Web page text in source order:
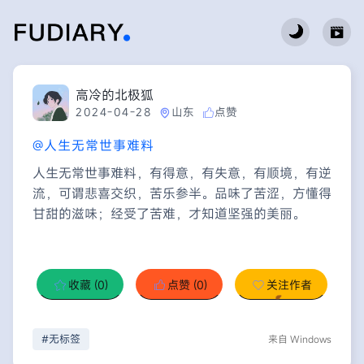
高冷的北极狐
2024-04-28 山东 点赞
@人生无常世事难料
人生无常世事难料，有得意，有失意，有顺境，有逆
流，可谓悲喜交织，苦乐参半。品味了苦涩，方懂得
甘甜的滋味；经受了苦难，才知道坚强的美丽。
收藏 (0) 点赞 (0) 关注作者
#无标签 来自 Windows